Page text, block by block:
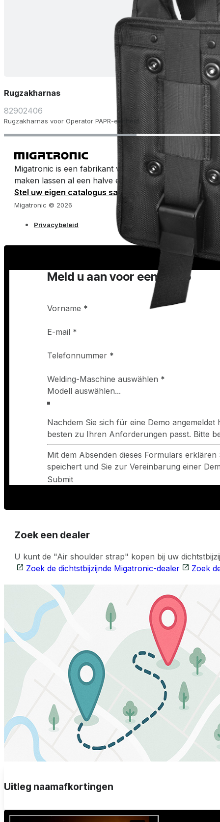
Rugzakharnas
82902406
Rugzakharnas voor Operator PAPR-eenheid.
Migatronic is een fabrikant van booglasmachines en
maken lassen al een halve eeuw gemakkelijk.
Stel uw eigen catalogus samen
Migatronic © 2026
Privacybeleid
Meld u aan voor een demo
Vorname *
E-mail *
Telefonnummer *
Welding-Maschine auswählen *
Nachdem Sie sich für eine Demo
besten zu Ihren Anforderungen passt. Bitte
Mit dem Absenden dieses Formulars
speichert und Sie zur Vereinbarung einer
Submit
Zoek een dealer
U kunt de "Air shoulder strap" kopen bij uw
Zoek de dichtstbijzijnde Migatronic-dealer
Zoek
Uitleg naamafkortingen